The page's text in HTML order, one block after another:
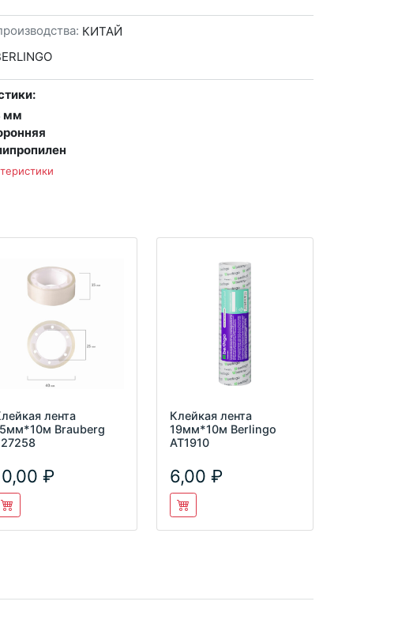
КИТАЙ
мм
лента
Brauberg
Клейкая лента
19мм*10м Berlingo
AT1910
6,00